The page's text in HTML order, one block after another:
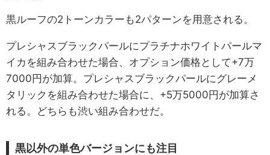
黒ルーフの2トーンカラーも2パターンを用意される。
プレシャスブラックパールにプラチナホワイトパールマ
イカを組み合わせた場合、オプション価格として+7万
7000円が加算。プレシャスブラックパールにグレーメ
タリックを組み合わせた場合に、+5万5000円が加算さ
れる。どちらも渋い組み合わせだ。
黒以外の単色バージョンにも注目